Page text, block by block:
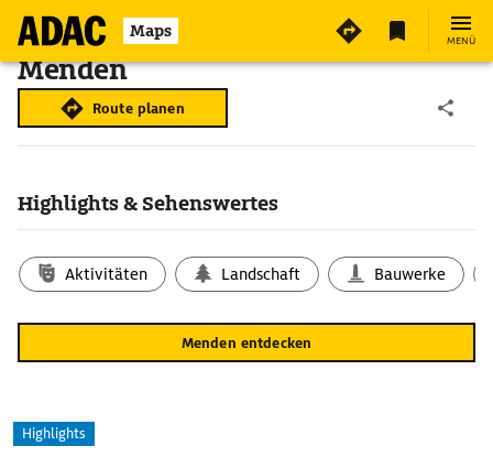
Maps MENÜ
Menden
Route planen
Highlights & Sehenswertes
Aktivitäten Landschaft Bauwerke
Menden entdecken
Highlights